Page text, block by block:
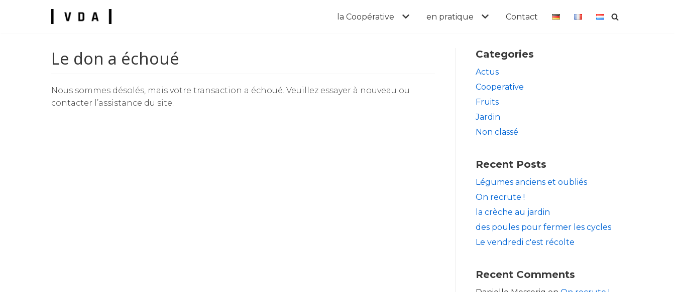
la Coopérative en pratique Contact
Le don a échoué
Nous sommes désolés, mais votre transaction a échoué. Veuillez essayer à nouveau ou
contacter l’assistance du site.
Categories
Actus
Cooperative
Fruits
Jardin
Non classé
Recent Posts
Légumes anciens et oubliés
On recrute !
la crèche au jardin
des poules pour fermer les cycles
Le vendredi c'est récolte
Recent Comments